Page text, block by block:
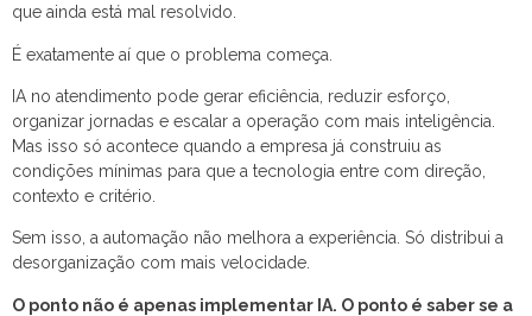
que ainda está mal resolvido.
É exatamente aí que o problema começa.
IA no atendimento pode gerar eficiência, reduzir esforço,
organizar jornadas e escalar a operação com mais inteligência.
Mas isso só acontece quando a empresa já construiu as
condições mínimas para que a tecnologia entre com direção,
contexto e critério.
Sem isso, a automação não melhora a experiência. Só distribui a
desorganização com mais velocidade.
O ponto não é apenas implementar IA. O ponto é saber se a